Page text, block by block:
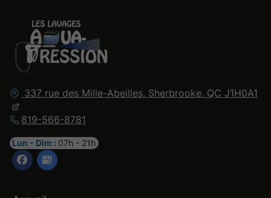
337 rue des Mille-Abeilles, Sherbrooke, QC J1H0A1
819-566-8781
Lun - Dim : 07h - 21h